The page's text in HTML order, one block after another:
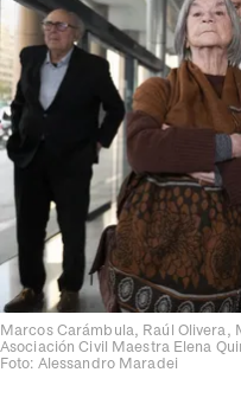
Marcos Carámbula, Raúl Olivera,
Asociación Civil Maestra Elena
Foto: Alessandro Maradei